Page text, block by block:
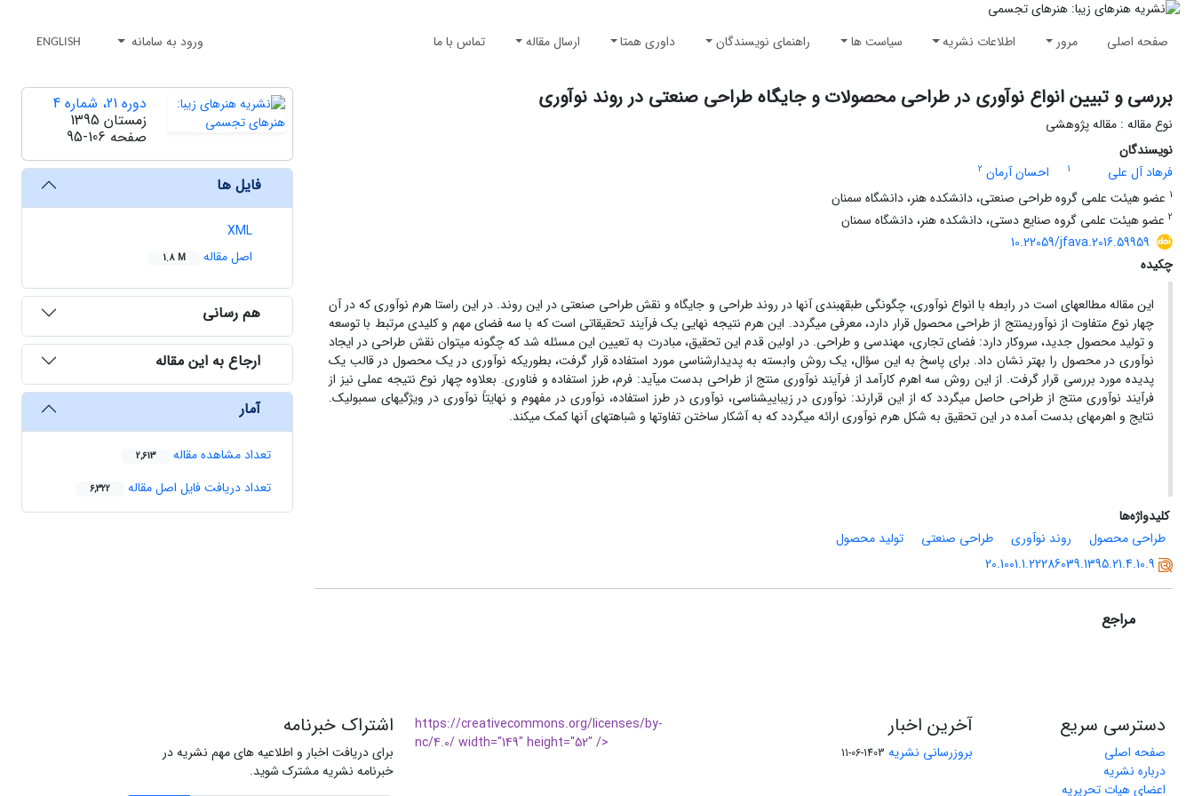
صفحه اصلی مرور اطلاعات نشریه سیاست ها راهنمای نویسندگان داوری همتا ارسال مقاله تماس با ما ورود به سامانه ENGLISH
بررسی و تبیین انواع نوآوری در طراحی محصولات و جایگاه طراحی صنعتی در روند نوآوری
نوع مقاله : مقاله پژوهشی
نویسندگان
فرهاد آل علی
1 احسان آرمان 2
1 عضو هیئت علمی گروه طراحی صنعتی، دانشکده هنر، دانشگاه سمنان
2 عضو هیئت علمی گروه صنایع دستی، دانشکده هنر، دانشگاه سمنان
10.22059/jfava.2016.59959
چکیده
این مقاله مطالعه­ای است در رابطه با انواع نوآوری، چگونگی طبقه­بندی آنها در روند طراحی و جایگاه و نقش طراحی صنعتی در این روند. در این راستا هرم نوآوری که در آن
چهار نوع متفاوت از نوآوریمنتج از طراحی محصول قرار دارد، معرفی می­گردد. این هرم نتیجه نهایی یک فرآیند تحقیقاتی است که با سه فضای مهم و کلیدی مرتبط با توسعه
و تولید محصول جدید، سروکار دارد: فضای تجاری، مهندسی و طراحی. در اولین قدم این تحقیق، مبادرت به تعیین این مسئله شد که چگونه می­توان نقش طراحی در ایجاد
نوآوری در محصول را بهتر نشان داد. برای پاسخ به این سؤال، یک روش وابسته به پدیدارشناسی مورد استفاده قرار گرفت، بطوریکه نو­آوری در یک محصول در قالب یک
پدیده مورد بررسی قرار گرفت. از این روش سه اهرم کارآمد از فرآیند نوآوری منتج از طراحی بدست می­آید: فرم، طرز استفاده و فناوری. بعلاوه چهار نوع نتیجه عملی نیز از
فرآیند نوآوری منتج از طراحی حاصل می­گردد که از این قرارند: نوآوری در زیبایی­شناسی، نوآوری در طرز استفاده، نوآوری در مفهوم و نهایتاً نوآوری در ویژگی­های سمبولیک.
نتایج و اهرم­های بدست آمده در این تحقیق به شکل هرم نوآوری ارائه می­گردد که به آشکار ساختن تفاوت­ها و شباهت­های آنها کمک می­کند.
کلیدواژه‌ها
طراحی محصول
روند نوآوری طراحی صنعتی
تولید محصول
20.1001.1.22286039.1395.21.4.10.9
مراجع
دوره 21، شماره 4
زمستان 1395
صفحه 95-106
فایل ها
XML
اصل مقاله
1.8 M
هم رسانی
ارجاع به این مقاله
آمار
تعداد مشاهده مقاله 2,613
تعداد دریافت فایل اصل مقاله 6,322
دسترسی سریع
صفحه اصلی
درباره نشریه
اعضای هیات تحریریه
آخرین اخبار
بروزرسانی نشریه 1403-06-11
https://creativecommons.org/licenses/by-
nc/4.0/ width="149" height="52" />
اشتراک خبرنامه
برای دریافت اخبار و اطلاعیه های مهم نشریه در
خبرنامه نشریه مشترک شوید.